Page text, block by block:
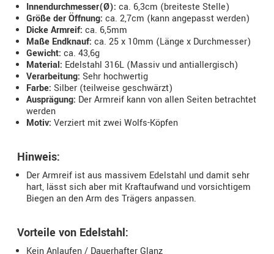
Innendurchmesser(Ø): ca. 6,3cm (breiteste Stelle)
Größe der Öffnung: ca. 2,7cm (kann angepasst werden)
Dicke Armreif: ca. 6,5mm
Maße Endknauf: ca. 25 x 10mm (Länge x Durchmesser)
Gewicht: ca. 43,6g
Material: Edelstahl 316L (Massiv und antiallergisch)
Verarbeitung: Sehr hochwertig
Farbe: Silber (teilweise geschwärzt)
Ausprägung: Der Armreif kann von allen Seiten betrachtet
werden
Motiv: Verziert mit zwei Wolfs-Köpfen
Hinweis:
Der Armreif ist aus massivem Edelstahl und damit sehr
hart, lässt sich aber mit Kraftaufwand und vorsichtigem
Biegen an den Arm des Trägers anpassen.
Vorteile von Edelstahl:
Kein Anlaufen / Dauerhafter Glanz